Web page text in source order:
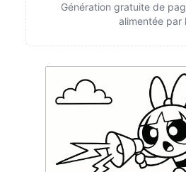
Génération gratuite de
alimentée par